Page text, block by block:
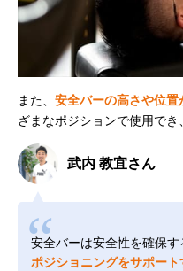
また、 安全バーの高さや位
ざまなポジションで使用でき
武内 教宜さん
安全バーは安全性を確保す
ポジショニングをサポート